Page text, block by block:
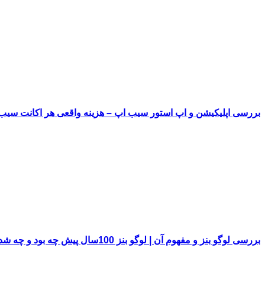
بررسی اپلیکیشن و اپ استور سیب اپ – هزینه واقعی هر اکانت
بررسی لوگو بنز و مفهوم آن | لوگو بنز 100سال پیش چه بود و چه شد!